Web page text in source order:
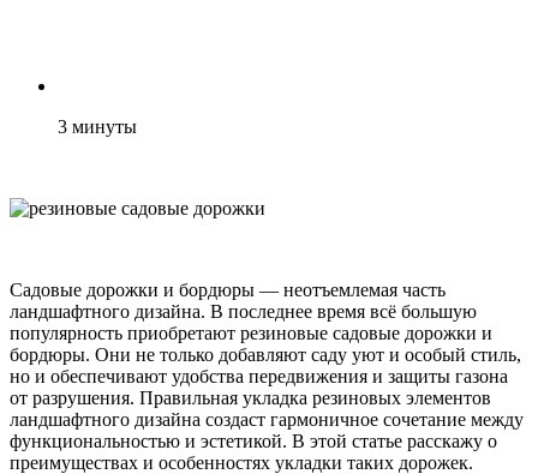
3 минуты
Садовые дорожки и бордюры — неотъемлемая часть
ландшафтного дизайна. В последнее время всё большую
популярность приобретают резиновые садовые дорожки и
бордюры. Они не только добавляют саду уют и особый стиль,
но и обеспечивают удобства передвижения и защиты газона
от разрушения. Правильная укладка резиновых элементов
ландшафтного дизайна создаст гармоничное сочетание между
функциональностью и эстетикой. В этой статье расскажу о
преимуществах и особенностях укладки таких дорожек.